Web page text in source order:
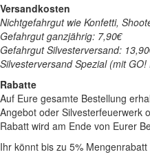
Versandkosten
Nichtgefahrgut wie Konfetti,
Gefahrgut ganzjährig: 7,90€
Gefahrgut Silvesterversand:
Silvesterversand Spezial (mit
Rabatte
Auf Eure gesamte Bestellung
Angebot oder Silvesterfeuerwerk
Rabatt wird am Ende von Eurer
Ihr könnt bis zu 5% Mengenrabatt